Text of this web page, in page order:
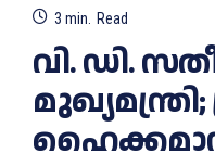
3 min. Read
വി. ഡി.
മുഖ്യമന്ത്രി;